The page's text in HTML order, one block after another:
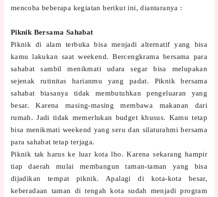
mencoba beberapa kegiatan berikut ini, diantaranya :
Piknik Bersama Sahabat
Piknik di alam terbuka bisa menjadi alternatif yang bisa
kamu lakukan saat weekend. Bercengkrama bersama para
sahabat sambil menikmati udara segar bisa melupakan
sejenak rutinitas harianmu yang padat. Piknik bersama
sahabat biasanya tidak membutuhkan pengeluaran yang
besar. Karena masing-masing membawa makanan dari
rumah. Jadi tidak memerlukan budget khusus. Kamu tetap
bisa menikmati weekend yang seru dan silaturahmi bersama
para sahabat tetap terjaga.
Piknik tak harus ke luar kota lho. Karena sekarang hampir
tiap daerah mulai membangun taman-taman yang bisa
dijadikan tempat piknik. Apalagi di kota-kota besar,
keberadaan taman di tengah kota sudah menjadi program